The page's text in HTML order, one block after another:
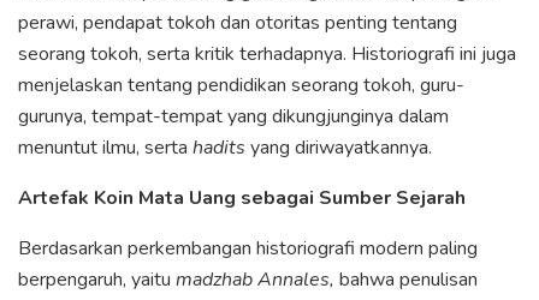
perawi, pendapat tokoh dan otoritas penting tentang
seorang tokoh, serta kritik terhadapnya. Historiografi ini juga
menjelaskan tentang pendidikan seorang tokoh, guru-
gurunya, tempat-tempat yang dikungjunginya dalam
menuntut ilmu, serta hadits yang diriwayatkannya.
Artefak Koin Mata Uang sebagai Sumber Sejarah
Berdasarkan perkembangan historiografi modern paling
berpengaruh, yaitu madzhab Annales, bahwa penulisan